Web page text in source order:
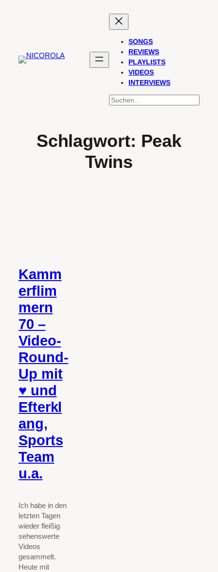
SONGS
REVIEWS
PLAYLISTS
VIDEOS
INTERVIEWS
SUCHEN
Schlagwort: Peak
Twins
Kamm
erflim
mern
70 –
Video-
Round-
Up mit
♥ und
Efterkl
ang,
Sports
Team
u.a.
Ich habe in den
letzten Tagen
wieder fleißig
sehenswerte
Videos
gesammelt.
Heute mit